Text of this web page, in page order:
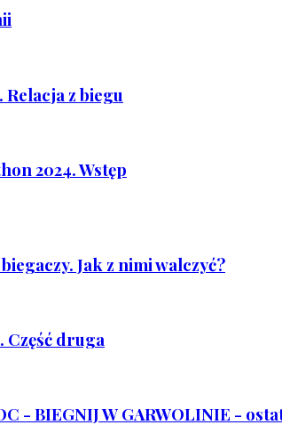
z biegu
2024. Wstęp
Jak z nimi walczyć?
druga
- BIEGNIJ W GARWOLINIE -